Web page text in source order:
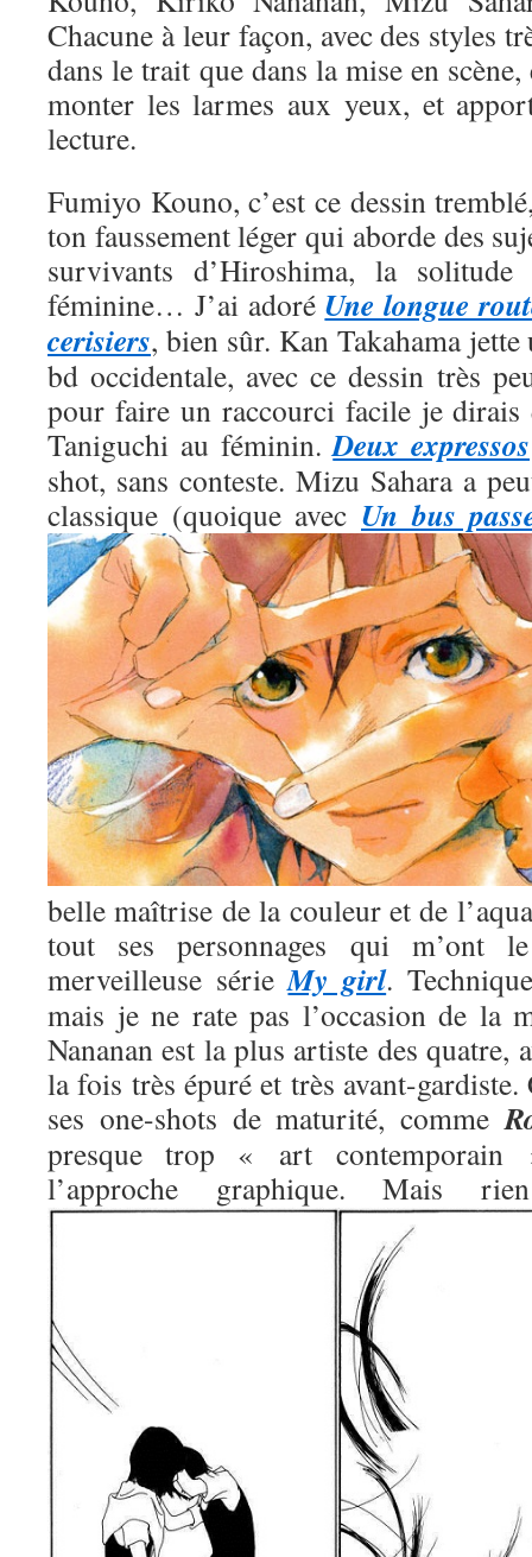
Chacune à leur façon, avec des styles
dans le trait que dans la mise en
monter les larmes aux yeux, et
lecture.
Fumiyo Kouno, c’est ce dessin
ton faussement léger qui aborde des
survivants d’Hiroshima, la
féminine… J’ai adoré Une longue
cerisiers, bien sûr. Kan Takahama
bd occidentale, avec ce dessin très
pour faire un raccourci facile je dirais
Taniguchi au féminin.Deux expressos
shot, sans conteste. Mizu Sahara a
classique (quoique avec Un bus
belle maîtrise de la couleur et de
tout ses personnages qui m’ont
merveilleuse sérieMy girl.
mais je ne rate pas l’occasion de la
Nananan est la plus artiste des quatre,
la fois très épuré et très avant-
ses one-shots de maturité, comme
presque trop « art contemporain
l’approche graphique. Mais